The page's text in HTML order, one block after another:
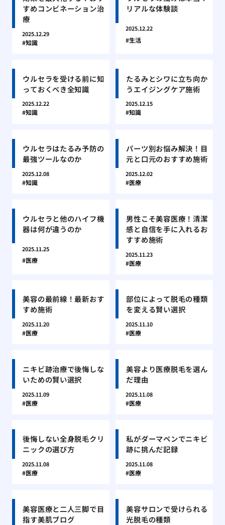
すめコンビネーション治
療
2025.12.29
知識
リアルな体験談
2025.12.22
生活
ウルセラを受ける前に知
っておくべき全知識
2025.12.22
知識
たるみとシワに立ち向か
うエイジングケア施術
2025.12.15
知識
ウルセラはたるみ予防の
最強ツールなのか
2025.12.08
知識
パーツ別お悩み解決！目
元と口元のおすすめ施術
2025.12.02
医療
ウルセラと他のハイフ機
器は何が違うのか
2025.11.25
医療
男性こそ美容医療！清潔
感と自信を手に入れるお
すすめ施術
2025.11.23
医療
美容の最前線！最新おす
すめ施術
2025.11.20
医療
部位によって脱毛の種類
を変える賢い選択
2025.11.10
医療
ニキビ跡治療で後悔しな
いための賢い選択
2025.11.09
医療
美容より医療脱毛を選ん
だ理由
2025.11.08
医療
後悔しない全身脱毛クリ
ニックの選び方
2025.11.08
医療
私がダーマペンでニキビ
跡に挑んだ記録
2025.11.08
医療
美容医療と二人三脚で目
指す美肌ブログ
美容サロンで受けられる
光脱毛の種類